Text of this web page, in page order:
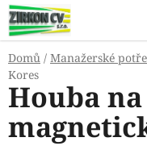
Přejít
na
obsah
Domů / Manažerské
Kores
Houba